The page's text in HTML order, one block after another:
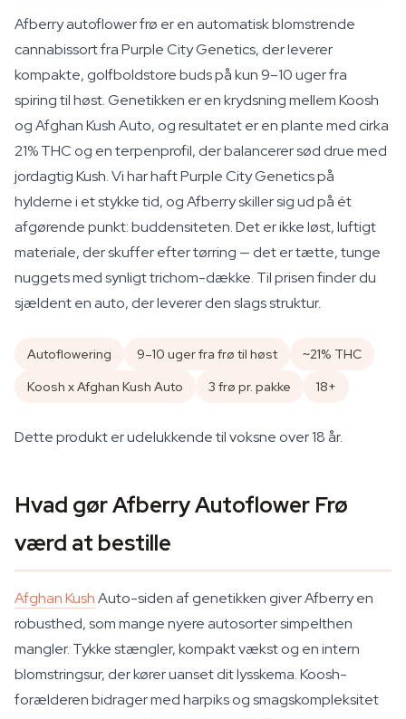
Afberry autoflower frø er en automatisk blomstrende
cannabissort fra Purple City Genetics, der leverer
kompakte, golfboldstore buds på kun 9–10 uger fra
spiring til høst. Genetikken er en krydsning mellem Koosh
og Afghan Kush Auto, og resultatet er en plante med cirka
21% THC og en terpenprofil, der balancerer sød drue med
jordagtig Kush. Vi har haft Purple City Genetics på
hylderne i et stykke tid, og Afberry skiller sig ud på ét
afgørende punkt: buddensiteten. Det er ikke løst, luftigt
materiale, der skuffer efter tørring — det er tætte, tunge
nuggets med synligt trichom-dække. Til prisen finder du
sjældent en auto, der leverer den slags struktur.
Autoflowering 9–10 uger fra frø til høst
~21% THC
Koosh x Afghan Kush Auto
3 frø pr. pakke 18+
Dette produkt er udelukkende til voksne over 18 år.
Hvad gør Afberry Autoflower Frø
værd at bestille
Afghan KushAuto-siden af genetikken giver Afberry en
robusthed, som mange nyere autosorter simpelthen
mangler. Tykke stængler, kompakt vækst og en intern
blomstringsur, der kører uanset dit lysskema. Koosh-
forælderen bidrager med harpiks og smagskompleksitet